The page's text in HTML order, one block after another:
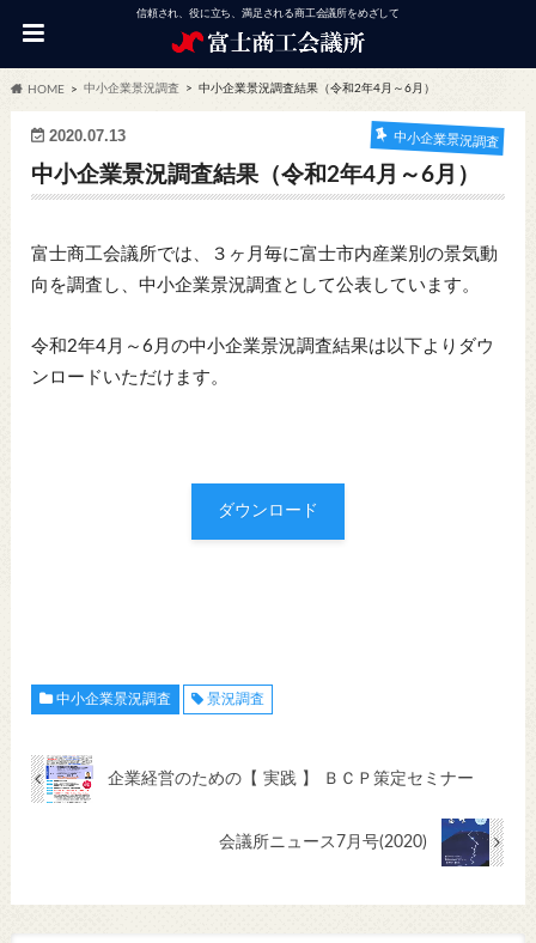
信頼され、役に立ち、満足される商工会議所をめざして
HOME 中小企業景況調査 中小企業景況調査結果（令和2年4月～6月）
2020.07.13 中小企業景況調査
中小企業景況調査結果（令和2年4月～6月）
富士商工会議所では、３ヶ月毎に富士市内産業別の景気動
向を調査し、中小企業景況調査として公表しています。
令和2年4月～6月の中小企業景況調査結果は以下よりダウ
ンロードいただけます。
ダウンロード
中小企業景況調査 景況調査
企業経営のための【 実践 】 ＢＣＰ策定セミナー
会議所ニュース7月号(2020)